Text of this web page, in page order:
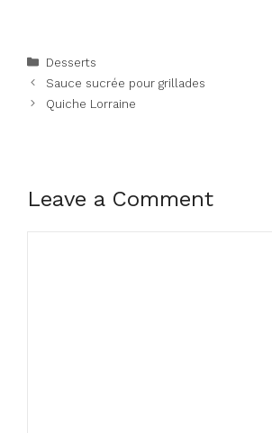
Categories
Desserts
Sauce sucrée pour grillades
Quiche Lorraine
Leave a Comment